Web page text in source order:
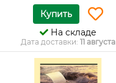
Купить
На складе
Дата доставки: 11 августа